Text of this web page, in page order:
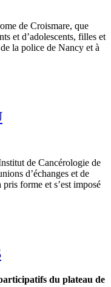
de Croismare, que
et d’adolescents, filles et
la police de Nancy et à
de Cancérologie de
d’échanges et de
forme et s’est imposé
du plateau de